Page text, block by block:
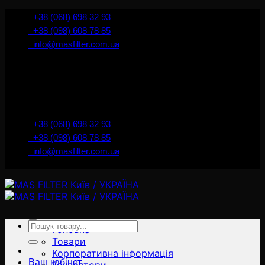
İçeriğe+38 (068) 698 32 93
+38 (098) 608 78 85
info@masfilter.com.ua
+38 (068) 698 32 93
+38 (098) 608 78 85
info@masfilter.com.ua
Головна
Товари
Корпоративна інформація
Ara:
Ваш кабінет